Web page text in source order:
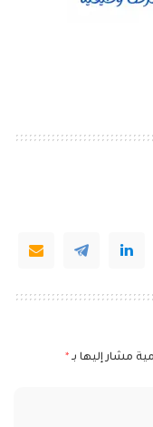
مشار إليها بـ *